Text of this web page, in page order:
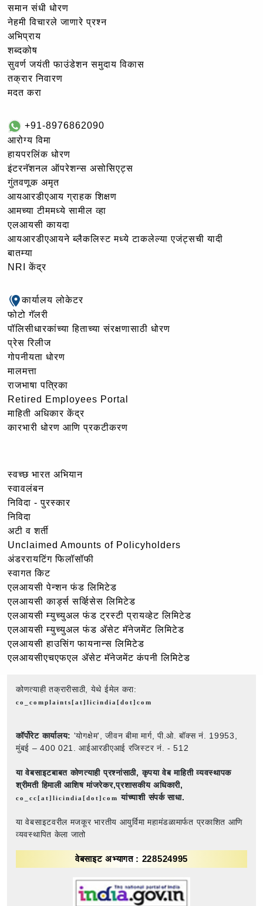
समान संधी धोरण
नेहमी विचारले जाणारे प्रश्न
अभिप्राय
शब्दकोष
सुवर्ण जयंती फाउंडेशन समुदाय विकास
तक्रार निवारण
मदत करा
+91-8976862090
आरोग्य विमा
हायपरलिंक धोरण
इंटरनॅशनल ऑपरेशन्स असोसिएट्स
गुंतवणूक अमृत
आयआरडीएआय ग्राहक शिक्षण
आमच्या टीममध्ये सामील व्हा
एलआयसी कायदा
आयआरडीएआयने ब्लैकलिस्ट मध्ये टाकलेल्या एजंट्सची यादी
बातम्या
NRI केंद्र
कार्यालय लोकेटर
फोटो गॅलरी
पॉलिसीधारकांच्या हिताच्या संरक्षणासाठी धोरण
प्रेस रिलीज
गोपनीयता धोरण
मालमत्ता
राजभाषा पत्रिका
Retired Employees Portal
माहिती अधिकार केंद्र
कारभारी धोरण आणि प्रकटीकरण
स्वच्छ भारत अभियान
स्वावलंबन
निविदा - पुरस्कार
निविदा
अटी व शर्ती
Unclaimed Amounts of Policyholders
अंडररायटिंग फिलॉसॉफी
स्वागत किट
एलआयसी पेन्शन फंड लिमिटेड
एलआयसी कार्ड्स सर्व्हिसेस लिमिटेड
एलआयसी म्युच्युअल फंड ट्रस्टी प्रायव्हेट लिमिटेड
एलआयसी म्युच्युअल फंड ॲसेट मॅनेजमेंट लिमिटेड
एलआयसी हाउसिंग फायनान्स लिमिटेड
एलआयसीएचएफएल ॲसेट मॅनेजमेंट कंपनी लिमिटेड
कोणत्याही तक्रारीसाठी, येथे ईमेल करा:
co_complaints[at]licindia[dot]com
कॉर्पोरेट कार्यालय: 'योगक्षेम', जीवन बीमा मार्ग, पी.ओ. बॉक्स नं. 19953,
मुंबई – 400 021. आईआरडीएआई रजिस्टर नं. - 512
या वेबसाइटबाबत कोणत्याही प्रश्नांसाठी, कृपया वेब माहिती व्यवस्थापक
श्रीमती हिमाली आशिष मांजरेकर,प्रशासकीय अधिकारी,
co_cc[at]licindia[dot]comयांच्याशी संपर्क साधा.
या वेबसाइटवरील मजकूर भारतीय आयुर्विमा महामंडळामार्फत प्रकाशित आणि
व्यवस्थापित केला जातो
वेबसाइट अभ्यागत : 228524995